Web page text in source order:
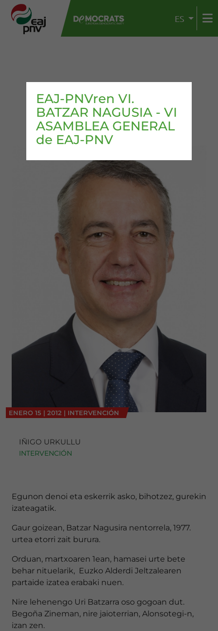
ES
EAJ-PNVren VI.
BATZAR NAGUSIA - VI
ASAMBLEA GENERAL
de EAJ-PNV
ENERO 15 | 2012 | INTERVENCIÓN
IÑIGO URKULLU
INTERVENCIÓN
Egunon denoi eta eskerrik asko, bihotzez, gurekin
izateagatik.
Gaur goizean, Batzar Nagusira nentorrela, 1977.
urtea etorri zait burura.
Orduan, martxoaren 1ean, hamasei urte bete
behar nituelarik, Euzko Alderdi Jeltzalearen
partaide izatea erabaki nuen.
Nire lehenengo Uri Batzarra oso gogoan dut.
Begoña Zineman, nire jaioterrian, Alonsotegi-n,
izan zen.